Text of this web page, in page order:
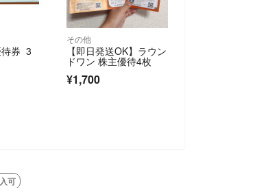
券 3
その他
【即日発送OK】ラウン
ドワン 株主優待4枚
¥1,700
可